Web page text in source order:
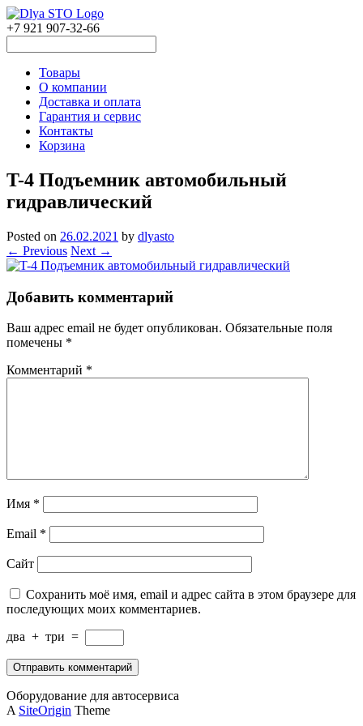
+7 921 907-32-66
Товары
О компании
Доставка и оплата
Гарантия и сервис
Контакты
Корзина
T-4 Подъемник автомобильный
гидравлический
Posted on 26.02.2021 by dlyasto
← Previous Next →
Добавить комментарий
Ваш адрес email не будет опубликован. Обязательные поля
помечены *
Комментарий *
Имя *
Email *
Сайт
Сохранить моё имя, email и адрес сайта в этом браузере для
последующих моих комментариев.
два + три =
Оборудование для автосервиса
A SiteOrigin Theme